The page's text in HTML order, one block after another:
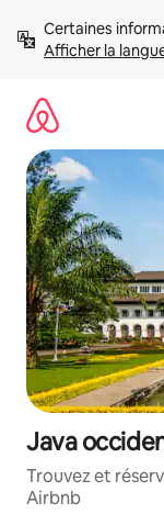
directement
Afficher la
Java
Trouvez et
Airbnb